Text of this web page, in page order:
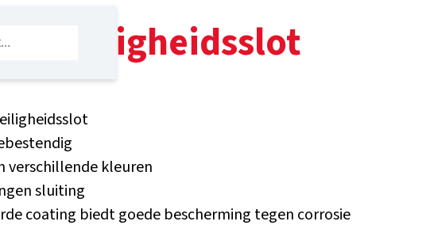
72 veiligheidsslot
verschillende kleuren
sluiting
coating biedt goede bescherming tegen corrosie